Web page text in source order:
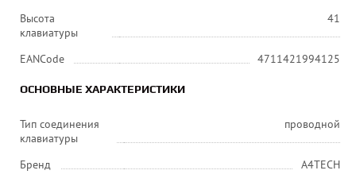
Высота
клавиатуры
41
EANCode 4711421994125
ОСНОВНЫЕ ХАРАКТЕРИСТИКИ
Тип соединения
клавиатуры
проводной
Бренд
A4TECH